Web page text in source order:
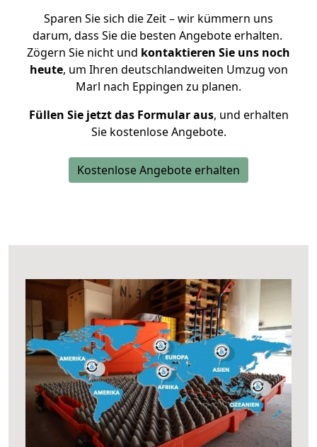
Sparen Sie sich die Zeit – wir kümmern uns
darum, dass Sie die besten Angebote erhalten.
Zögern Sie nicht und kontaktieren Sie uns noch
heute, um Ihren deutschlandweiten Umzug von
Marl nach Eppingen zu planen.
Füllen Sie jetzt das Formular aus, und erhalten
Sie kostenlose Angebote.
Kostenlose Angebote erhalten